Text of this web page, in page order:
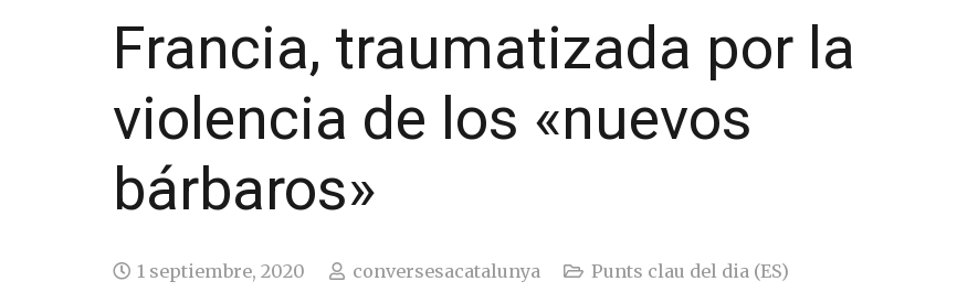
Francia, traumatizada por la
violencia de los «nuevos
bárbaros»
1 septiembre, 2020 conversesacatalunya
Punts clau del dia (ES)